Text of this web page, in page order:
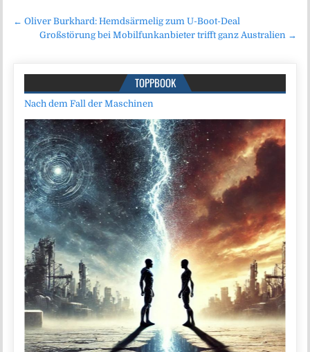
Beitragsnavigation
← Oliver Burkhard: Hemdsärmelig zum U-Boot-Deal
Großstörung bei Mobilfunkanbieter trifft ganz Australien →
TOPPBOOK
Nach dem Fall der Maschinen